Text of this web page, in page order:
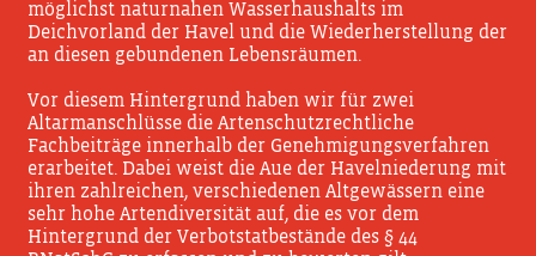
möglichst naturnahen Wasserhaushalts im
Deichvorland der Havel und die Wiederherstellung der
an diesen gebundenen Lebensräumen.
Vor diesem Hintergrund haben wir für zwei
Altarmanschlüsse die Artenschutzrechtliche
Fachbeiträge innerhalb der Genehmigungsverfahren
erarbeitet. Dabei weist die Aue der Havelniederung mit
ihren zahlreichen, verschiedenen Altgewässern eine
sehr hohe Artendiversität auf, die es vor dem
Hintergrund der Verbotstatbestände des § 44